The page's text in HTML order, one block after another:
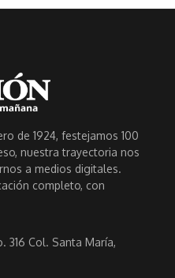
de 1924, festejamos 100
nuestra trayectoria nos
a medios digitales.
completo, con
316 Col. Santa María,